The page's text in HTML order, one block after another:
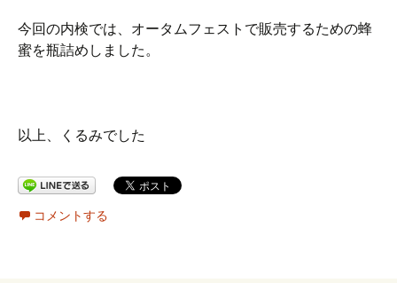
今回の内検では、オータムフェストで販売するための蜂
蜜を瓶詰めしました。
以上、くるみでした
コメントする